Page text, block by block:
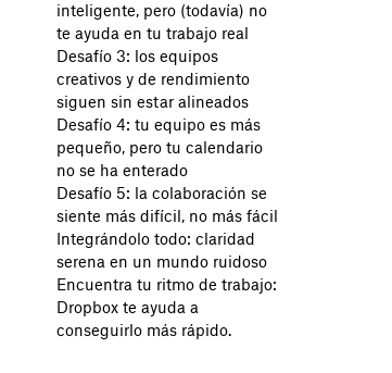
inteligente, pero (todavía) no
te ayuda en tu trabajo real
Desafío 3: los equipos
creativos y de rendimiento
siguen sin estar alineados
Desafío 4: tu equipo es más
pequeño, pero tu calendario
no se ha enterado
Desafío 5: la colaboración se
siente más difícil, no más fácil
Integrándolo todo: claridad
serena en un mundo ruidoso
Encuentra tu ritmo de trabajo:
Dropbox te ayuda a
conseguirlo más rápido.